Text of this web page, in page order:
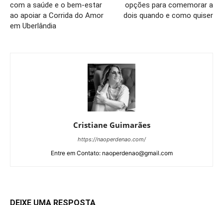
com a saúde e o bem-estar
ao apoiar a Corrida do Amor
em Uberlândia
opções para comemorar a
dois quando e como quiser
Cristiane Guimarães
https://naoperdenao.com/
Entre em Contato: naoperdenao@gmail.com
DEIXE UMA RESPOSTA